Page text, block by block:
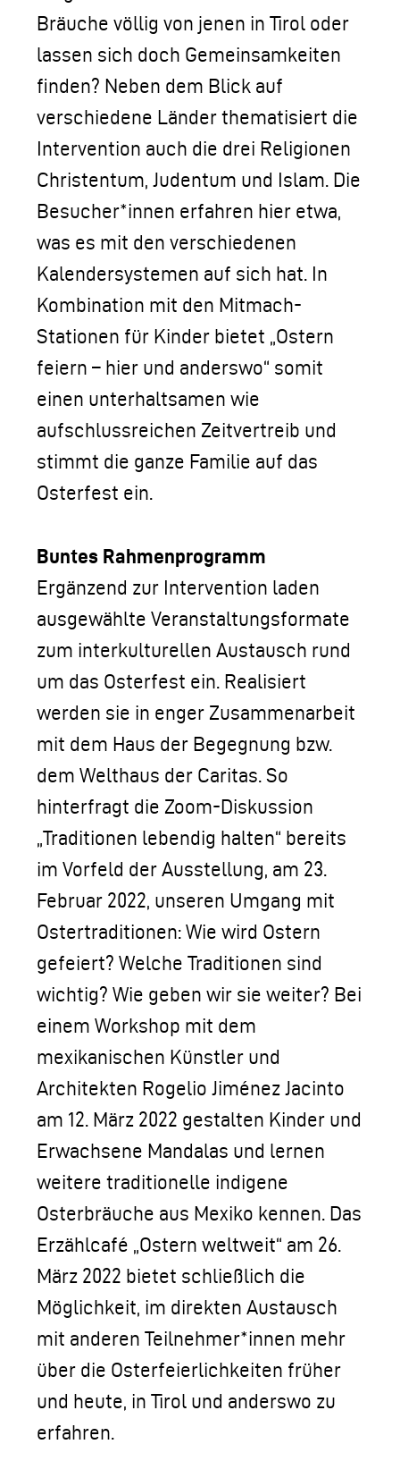
Bräuche völlig von jenen in Tirol oder
lassen sich doch Gemeinsamkeiten
finden? Neben dem Blick auf
verschiedene Länder thematisiert die
Intervention auch die drei Religionen
Christentum, Judentum und Islam. Die
Besucher*innen erfahren hier etwa,
was es mit den verschiedenen
Kalendersystemen auf sich hat. In
Kombination mit den Mitmach-
Stationen für Kinder bietet „Ostern
feiern – hier und anderswo“ somit
einen unterhaltsamen wie
aufschlussreichen Zeitvertreib und
stimmt die ganze Familie auf das
Osterfest ein.
Buntes Rahmenprogramm
Ergänzend zur Intervention laden
ausgewählte Veranstaltungsformate
zum interkulturellen Austausch rund
um das Osterfest ein. Realisiert
werden sie in enger Zusammenarbeit
mit dem Haus der Begegnung bzw.
dem Welthaus der Caritas. So
hinterfragt die Zoom-Diskussion
„Traditionen lebendig halten“ bereits
im Vorfeld der Ausstellung, am 23.
Februar 2022, unseren Umgang mit
Ostertraditionen: Wie wird Ostern
gefeiert? Welche Traditionen sind
wichtig? Wie geben wir sie weiter? Bei
einem Workshop mit dem
mexikanischen Künstler und
Architekten Rogelio Jiménez Jacinto
am 12. März 2022 gestalten Kinder und
Erwachsene Mandalas und lernen
weitere traditionelle indigene
Osterbräuche aus Mexiko kennen. Das
Erzählcafé „Ostern weltweit“ am 26.
März 2022 bietet schließlich die
Möglichkeit, im direkten Austausch
mit anderen Teilnehmer*innen mehr
über die Osterfeierlichkeiten früher
und heute, in Tirol und anderswo zu
erfahren.